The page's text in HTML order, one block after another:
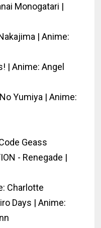
Monogatari |
| Anime:
| Anime: Angel
Yumiya | Anime:
Geass
- Renegade |
Charlotte
Days | Anime: